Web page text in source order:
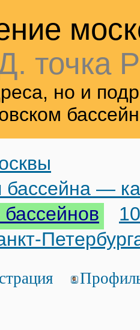
точка
но и
—